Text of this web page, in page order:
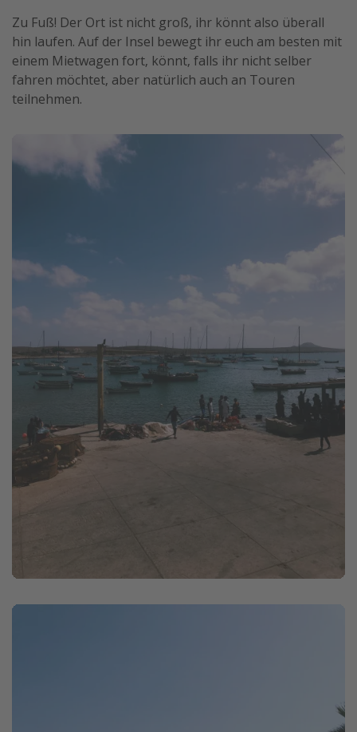
Zu Fuß! Der Ort ist nicht groß, ihr könnt also überall
hin laufen. Auf der Insel bewegt ihr euch am besten mit
einem Mietwagen fort, könnt, falls ihr nicht selber
fahren möchtet, aber natürlich auch an Touren
teilnehmen.